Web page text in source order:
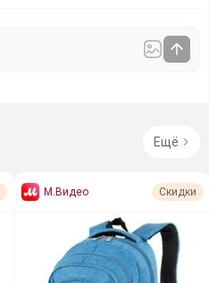
Ещё
М.Видео Скидки